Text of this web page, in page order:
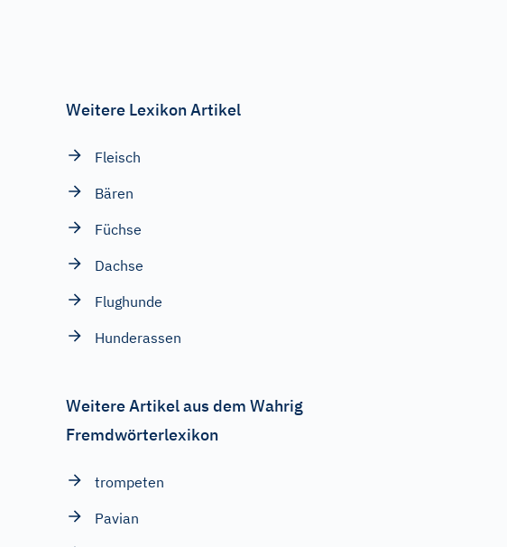
Weitere Lexikon Artikel
Fleisch
Bären
Füchse
Dachse
Flughunde
Hunderassen
Weitere Artikel aus dem Wahrig
Fremdwörterlexikon
trompeten
Pavian